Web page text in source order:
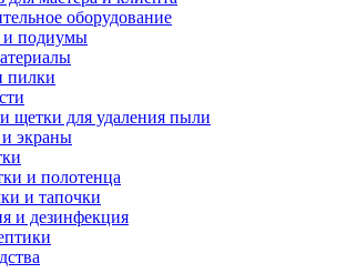
оборудование
подиумы
пилки
щетки для удаления пыли
экраны
и полотенца
и тапочки
и дезинфекция